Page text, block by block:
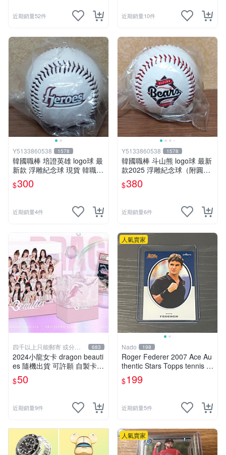
辦公室與居家空間佈置需求： 確保外觀易展示的清晰墨
跡。想當作空間的質感點綴，建議選擇外觀好展示、墨跡
清晰且不易受潮影響的載體形式（如壓克力封裝卡片、裝
框海報）。一抬頭就能看見巔峰瞬間，能迅速提升環境的
風格氣場。
情境故事型送禮需求：用人物類型精準匹配收禮者喜好。
送禮前先打聽對方的本命：球星簽名送球迷、大師作家簽
名送讀者、政治人物簽名收藏送給熱愛歷史話題的長輩，
對齊情感脈絡，才能讓禮物展現被理解的珍貴價值。
相關常見問題 Q&A
怎麼判斷我看到的是親筆簽名還是其他形式？
優先看商品標示是否清楚寫明親筆簽名，並搭配來源背
景、取得方式與保證書或文件描述。單靠照片無法完整降
低風險。
名人簽名的保存狀況會不會影響價值？台灣天氣潮濕該怎
影響非常大！墨跡的清晰度、紙品是否有折痕，以及潮濕
發黃等狀況，會直接反映在收藏簽名的展示效果與後續轉
手價值上。台灣氣候潮濕，建議將簽名紙品存放在防潮箱
或抗UV的保護套中，避免陽光直曬與高濕度環境，才能
防止墨跡褪色與紙張老化。
為什麼有些明星簽名更值得收藏？
A：通常與稀有性、代表時期、特定事件紀念以及真跡簽
名的來源可信度有關。建議用「真偽與來源＋保存狀況＋
事件脈絡」一起評估，而不是只看熱度或價格。
近期銷量52件 近期銷量10件
Y5133860538 1578
韓國職棒 培證英雄 logo球 最
新款 浮雕紀念球 現貨 韓職K
BO
$300
近期銷量4件
Y5133860538 1578
韓國職棒 斗山熊 logo球 最新
款2025 浮雕紀念球（附圓形
$380
近期銷量6件
四千以上只能郵寄 或分兩
張訂單
683
2024小龍女卡 dragon beauti
es 隨機出貨 可許願 自製卡包
一包10張 有機會抽到限量卡
李多慧&林襄
$50
近期銷量9件
人氣賣家
Nado 198
Roger Federer 2007 Ace Au
thentic Stars Topps tennis 網
球
$199
近期銷量5件
人氣賣家